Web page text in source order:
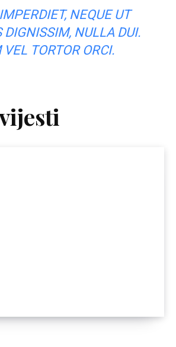
NEQUE UT
DIGNISSIM, NULLA DUI.
TORTOR ORCI.